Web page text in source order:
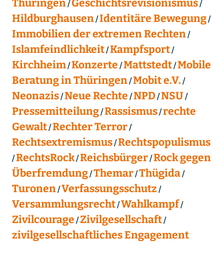
Thüringen Geschichtsrevisionismus
Hildburghausen Identitäre Bewegung
Immobilien der extremen Rechten
Islamfeindlichkeit Kampfsport
Kirchheim Konzerte Mattstedt Mobile
Beratung in Thüringen Mobit e.V.
Neonazis Neue Rechte NPD NSU
Pressemitteilung Rassismus rechte
Gewalt Rechter Terror
Rechtsextremismus Rechtspopulismus
RechtsRock Reichsbürger Rock gegen
Überfremdung Themar Thügida
Turonen Verfassungsschutz
Versammlungsrecht Wahlkampf
Zivilcourage Zivilgesellschaft
zivilgesellschaftliches Engagement